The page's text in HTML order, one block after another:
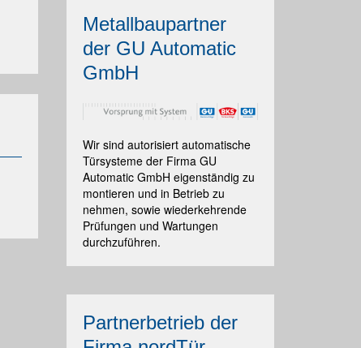
Metallbaupartner
der GU Automatic
GmbH
Wir sind autorisiert automatische
Türsysteme der Firma GU
Automatic GmbH eigenständig zu
montieren und in Betrieb zu
nehmen, sowie wiederkehrende
Prüfungen und Wartungen
durchzuführen.
Partnerbetrieb der